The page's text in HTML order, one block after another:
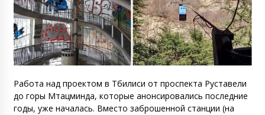
Работа над проектом в Тбилиси от проспекта Руставели
до горы Мтацминда, которые анонсировались последние
годы, уже началась. Вместо заброшенной станции (на